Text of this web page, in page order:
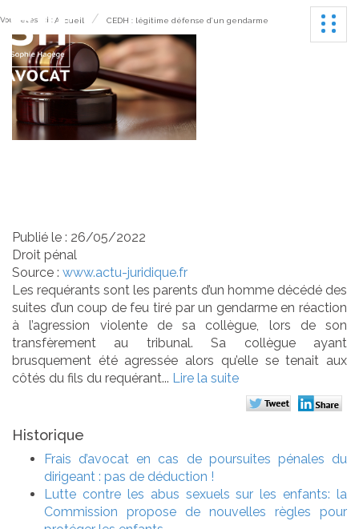
Vous êtes ici :Accueil CEDH : légitime défense d’un gendarme
Publié le : 26/05/2022
Droit pénal
Source : www.actu-juridique.fr
Les requérants sont les parents d’un homme décédé des
suites d’un coup de feu tiré par un gendarme en réaction
à l’agression violente de sa collègue, lors de son
transfèrement au tribunal. Sa collègue ayant
brusquement été agressée alors qu’elle se tenait aux
côtés du fils du requérant... Lire la suite
Historique
Frais d’avocat en cas de poursuites pénales du
dirigeant : pas de déduction !
Lutte contre les abus sexuels sur les enfants: la
Commission propose de nouvelles règles pour